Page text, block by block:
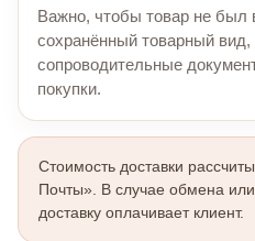
Важно, чтобы товар не был
сохранённый товарный вид,
сопроводительные
покупки.
Стоимость доставки
Почты». В случае обмена
доставку оплачивает клиент.